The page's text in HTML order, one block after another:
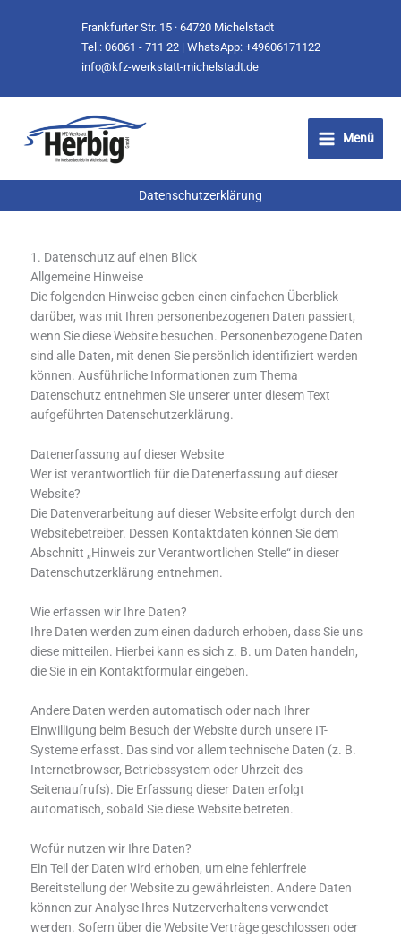
Frankfurter Str. 15 · 64720 Michelstadt
Tel.: 06061 - 711 22 | WhatsApp: +49606171122
info@kfz-werkstatt-michelstadt.de
Menü
Datenschutzerklärung
1. Datenschutz auf einen Blick
Allgemeine Hinweise
Die folgenden Hinweise geben einen einfachen Überblick
darüber, was mit Ihren personenbezogenen Daten passiert,
wenn Sie diese Website besuchen. Personenbezogene Daten
sind alle Daten, mit denen Sie persönlich identifiziert werden
können. Ausführliche Informationen zum Thema
Datenschutz entnehmen Sie unserer unter diesem Text
aufgeführten Datenschutzerklärung.
Datenerfassung auf dieser Website
Wer ist verantwortlich für die Datenerfassung auf dieser
Website?
Die Datenverarbeitung auf dieser Website erfolgt durch den
Websitebetreiber. Dessen Kontaktdaten können Sie dem
Abschnitt „Hinweis zur Verantwortlichen Stelle“ in dieser
Datenschutzerklärung entnehmen.
Wie erfassen wir Ihre Daten?
Ihre Daten werden zum einen dadurch erhoben, dass Sie uns
diese mitteilen. Hierbei kann es sich z. B. um Daten handeln,
die Sie in ein Kontaktformular eingeben.
Andere Daten werden automatisch oder nach Ihrer
Einwilligung beim Besuch der Website durch unsere IT-
Systeme erfasst. Das sind vor allem technische Daten (z. B.
Internetbrowser, Betriebssystem oder Uhrzeit des
Seitenaufrufs). Die Erfassung dieser Daten erfolgt
automatisch, sobald Sie diese Website betreten.
Wofür nutzen wir Ihre Daten?
Ein Teil der Daten wird erhoben, um eine fehlerfreie
Bereitstellung der Website zu gewährleisten. Andere Daten
können zur Analyse Ihres Nutzerverhaltens verwendet
werden. Sofern über die Website Verträge geschlossen oder